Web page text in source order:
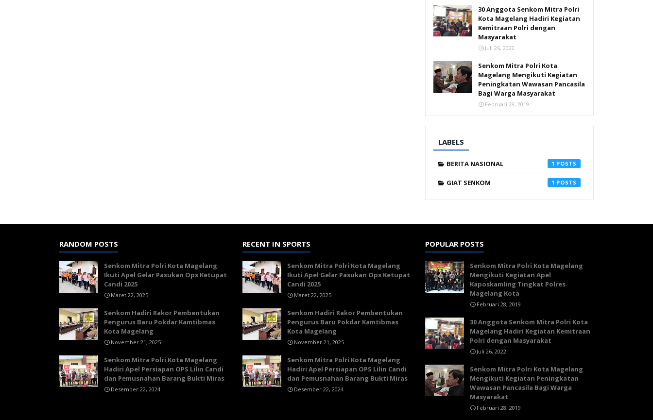
30 Anggota Senkom Mitra Polri
Kota Magelang Hadiri Kegiatan
Kemitraan Polri dengan
Masyarakat
Juli 26, 2022
Senkom Mitra Polri Kota
Magelang Mengikuti Kegiatan
Peningkatan Wawasan Pancasila
Bagi Warga Masyarakat
Februari 28, 2019
LABELS
BERITA NASIONAL 1
GIAT SENKOM 1
RANDOM POSTS
Senkom Mitra Polri Kota Magelang
Ikuti Apel Gelar Pasukan Ops Ketupat
Candi 2025
Maret 22, 2025
Senkom Hadiri Rakor Pembentukan
Pengurus Baru Pokdar Kamtibmas
Kota Magelang
November 21, 2025
Senkom Mitra Polri Kota Magelang
Hadiri Apel Persiapan OPS Lilin Candi
dan Pemusnahan Barang Bukti Miras
Desember 22, 2024
RECENT IN SPORTS
Senkom Mitra Polri Kota Magelang
Ikuti Apel Gelar Pasukan Ops Ketupat
Candi 2025
Maret 22, 2025
Senkom Hadiri Rakor Pembentukan
Pengurus Baru Pokdar Kamtibmas
Kota Magelang
November 21, 2025
Senkom Mitra Polri Kota Magelang
Hadiri Apel Persiapan OPS Lilin Candi
dan Pemusnahan Barang Bukti Miras
Desember 22, 2024
POPULAR POSTS
Senkom Mitra Polri Kota Magelang
Mengikuti Kegiatan Apel
Kaposkamling Tingkat Polres
Magelang Kota
Februari 28, 2019
30 Anggota Senkom Mitra Polri Kota
Magelang Hadiri Kegiatan Kemitraan
Polri dengan Masyarakat
Juli 26, 2022
Senkom Mitra Polri Kota Magelang
Mengikuti Kegiatan Peningkatan
Wawasan Pancasila Bagi Warga
Masyarakat
Februari 28, 2019